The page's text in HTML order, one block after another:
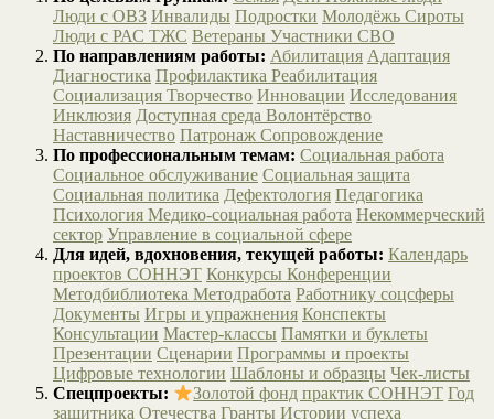
Люди с ОВЗ Инвалиды Подростки Молодёжь Сироты
Люди с РАС ТЖС Ветераны Участники СВО
По направлениям работы: Абилитация Адаптация
Диагностика Профилактика Реабилитация
Социализация Творчество Инновации Исследования
Инклюзия Доступная среда Волонтёрство
Наставничество Патронаж Сопровождение
По профессиональным темам: Социальная работа
Социальное обслуживание Социальная защита
Социальная политика Дефектология Педагогика
Психология Медико-социальная работа Некоммерческий
сектор Управление в социальной сфере
Для идей, вдохновения, текущей работы: Календарь
проектов СОННЭТ Конкурсы Конференции
Методбиблиотека Методработа Работнику соцсферы
Документы Игры и упражнения Конспекты
Консультации Мастер-классы Памятки и буклеты
Презентации Сценарии Программы и проекты
Цифровые технологии Шаблоны и образцы Чек-листы
Спецпроекты:
Золотой фонд практик СОННЭТ Год
защитника Отечества Гранты Истории успеха